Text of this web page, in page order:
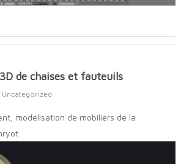
de chaises et fauteuils
Uncategorized
modélisation de mobiliers de la